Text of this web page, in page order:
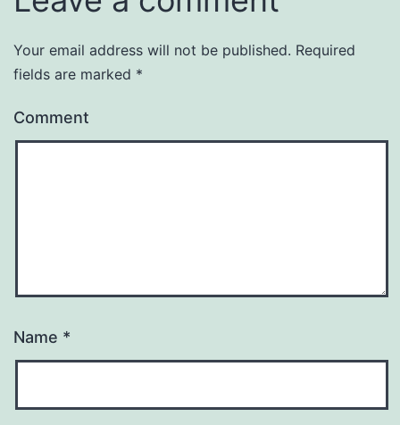
Your email address will not be published. Required
fields are marked *
Comment
Name *